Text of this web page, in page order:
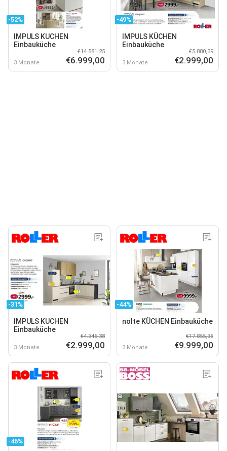
-52%
IMPULS KUCHEN
Einbauküche
3 Monate
€14.581,25
€6.999,00
-49%
IMPULS KÜCHEN
Einbauküche
3 Monate
€5.880,39
€2.999,00
-31%
IMPULS KUCHEN
Einbauküche
3 Monate
€4.346,38
€2.999,00
-44%
nolte KÜCHEN Einbauküche
3 Monate
€17.855,36
€9.999,00
-46%